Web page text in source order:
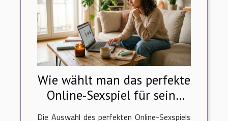
Wie wählt man das perfekte
Online-Sexspiel für seine
Bedürfnisse aus?
Die Auswahl des perfekten Online-Sexspiels